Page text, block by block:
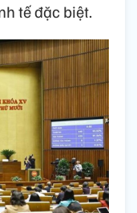
tế đặc biệt.